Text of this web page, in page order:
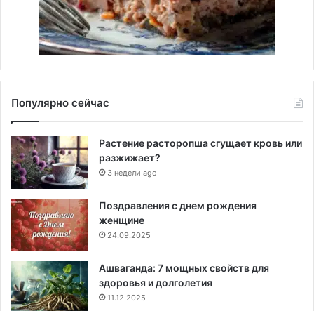
Популярно сейчас
Растение расторопша сгущает кровь или
разжижает?
3 недели ago
Поздравления с днем рождения
женщине
24.09.2025
Ашваганда: 7 мощных свойств для
здоровья и долголетия
11.12.2025